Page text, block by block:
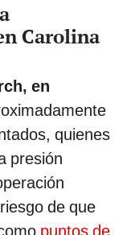
Carolina
en
quienes
presión
de que